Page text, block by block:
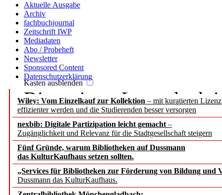
Aktuelle Ausgabe
Archiv
fachbuchjournal
Zeitschrift IWP
Mediadaten
Abo / Probeheft
Newsletter
Sponsored Content
Datenschutzerklärung
Wiley: Vom Einzelkauf zur Kollektion – mit kuratierten
effizienter werden und die Studierenden besser versorgen
nexbib: Digitale Partizipation leicht gemacht –
Zugänglichkeit und Relevanz für die Stadtgesellschaft steigern
Fünf Gründe, warum Bibliotheken auf Dussmann
das KulturKaufhaus setzen sollten.
„Services für Bibliotheken zur Förderung von Bildung und
Dussmann das KulturKaufhaus.
Kasten ausblenden
Die meisten Leser der
Passwort, denn sie
IP-Nummer.
Wenn Sie aber
Beiträge zugreifen,